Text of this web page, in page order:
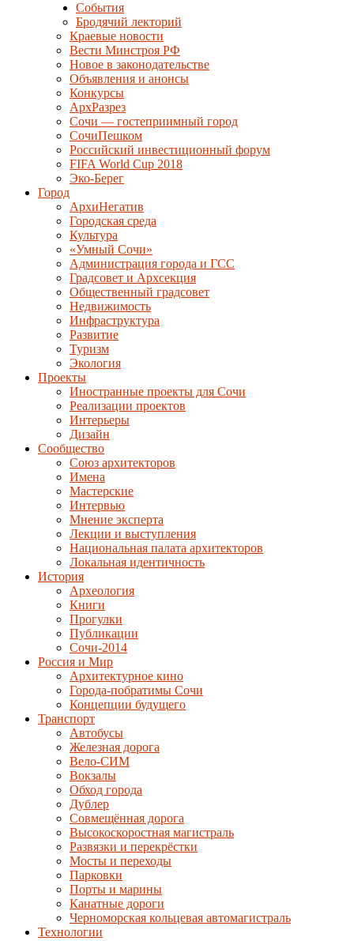
События
Бродячий лекторий
Краевые новости
Вести Минстроя РФ
Новое в законодательстве
Объявления и анонсы
Конкурсы
АрхРазрез
Сочи — гостеприимный город
СочиПешком
Российский инвестиционный форум
FIFA World Cup 2018
Эко-Берег
Город
АрхиНегатив
Городская среда
Культура
«Умный Сочи»
Администрация города и ГСС
Градсовет и Архсекция
Общественный градсовет
Недвижимость
Инфраструктура
Развитие
Туризм
Экология
Проекты
Иностранные проекты для Сочи
Реализации проектов
Интерьеры
Дизайн
Сообщество
Союз архитекторов
Имена
Мастерские
Интервью
Мнение эксперта
Лекции и выступления
Национальная палата архитекторов
Локальная идентичность
История
Археология
Книги
Прогулки
Публикации
Сочи-2014
Россия и Мир
Архитектурное кино
Города-побратимы Сочи
Концепции будущего
Транспорт
Автобусы
Железная дорога
Вело-СИМ
Вокзалы
Обход города
Дублер
Совмещённая дорога
Высокоскоростная магистраль
Развязки и перекрёстки
Мосты и переходы
Парковки
Порты и марины
Канатные дороги
Черноморская кольцевая автомагистраль
Технологии